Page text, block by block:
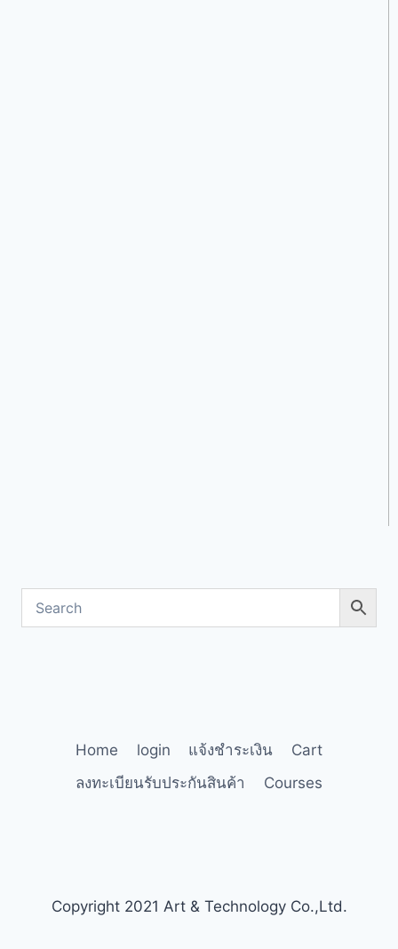
Home login แจ้งชำระเงิน
Cart
ลงทะเบียนรับประกันสินค้า
Courses
Copyright 2021 Art & Technology Co.,Ltd.